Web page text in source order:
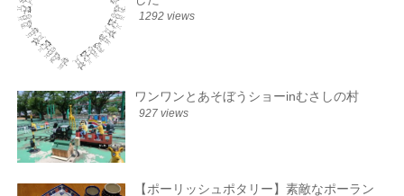
1292 views
ワンワンとあそぼうショーinむさしの村
927 views
【ポーリッシュポタリー】素敵なポーラン